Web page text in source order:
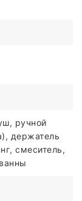
ручной
держатель
смеситель,